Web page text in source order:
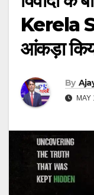
Kerela
आंकड़ा
By
MAY